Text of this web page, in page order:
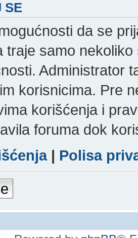
SE
da se
traje samo
Administrator
korisnicima. Pre
korišćenja i
foruma dok
| Polisa